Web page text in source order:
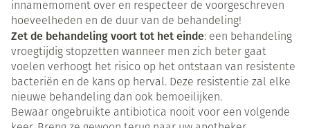
innamemoment over en respecteer de voorgeschreven
hoeveelheden en de duur van de behandeling!
Zet de behandeling voort tot het einde: een behandeling
vroegtijdig stopzetten wanneer men zich beter gaat
voelen verhoogt het risico op het ontstaan van resistente
bacteriën en de kans op herval. Deze resistentie zal elke
nieuwe behandeling dan ook bemoeilijken.
Bewaar ongebruikte antibiotica nooit voor een volgende